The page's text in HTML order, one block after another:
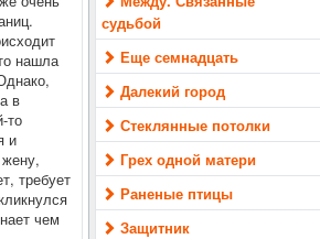
нашла
в
то
и
требует
чем
судьбой
Еще семнадцать
Далекий город
Стеклянные потолки
Грех одной матери
Раненые птицы
Защитник